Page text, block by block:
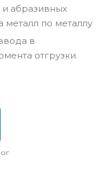
абразивных
металл по металлу
в
отгрузки.